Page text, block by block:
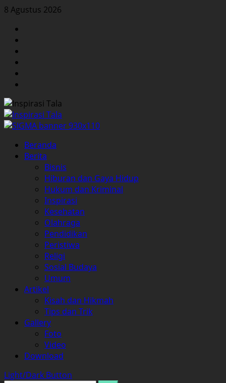
Skip
content
8 Agustus 2026
Primary
Menu
Beranda
Berita
Bisnis
Hiburan dan Gaya Hidup
Hukum dan Kriminal
Inspirasi
Kesehatan
Olahraga
Pendidikan
Peristiwa
Religi
Sosial Budaya
Umum
Artikel
Kisah dan Hikmah
Tips dan Trik
Gallery
Foto
Video
Download
Light/Dark Button